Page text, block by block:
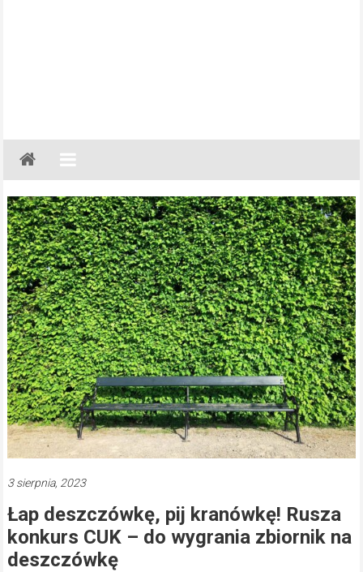
Gazeta
Regionalna
Częstochowa,
Kłobuck,
Lubliniec,
Myszków
3 sierpnia, 2023
Łap deszczówkę, pij kranówkę! Rusza
konkurs CUK – do wygrania zbiornik na
deszczówkę